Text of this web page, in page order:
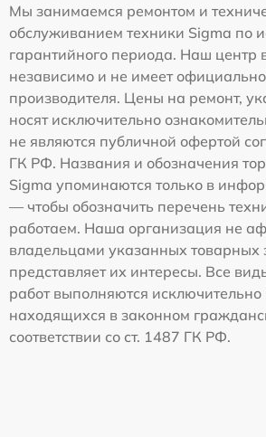
Мы занимаемся ремонтом и
обслуживанием техники Sigma по
гарантийного периода. Наш центр
независимо и не имеет
производителя. Цены на ремонт,
носят исключительно
не являются публичной офертой
ГК РФ. Названия и обозначения
Sigma упоминаются только в
— чтобы обозначить перечень
работаем. Наша организация не
владельцами указанных товарных
представляет их интересы. Все
работ выполняются исключительно
находящихся в законном
соответствии со ст. 1487 ГК РФ.